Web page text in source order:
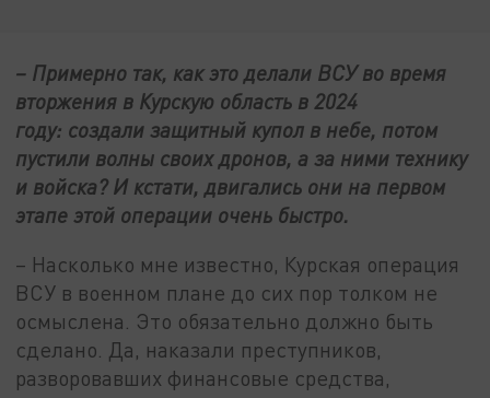
– Примерно так, как это делали ВСУ во время
вторжения в Курскую область в 2024
году: создали защитный купол в небе, потом
пустили волны своих дронов, а за ними технику
и войска? И кстати, двигались они на первом
этапе этой операции очень быстро.
– Насколько мне известно, Курская операция
ВСУ в военном плане до сих пор толком не
осмыслена. Это обязательно должно быть
сделано. Да, наказали преступников,
разворовавших финансовые средства,